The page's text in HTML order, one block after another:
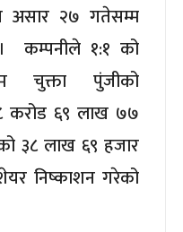
असार २७ गतेसम्म
कम्पनीले १:१ को
चुक्ता पुंजीको
करोड ६९ लाख ७७
३८ लाख ६९ हजार
निष्काशन गरेको